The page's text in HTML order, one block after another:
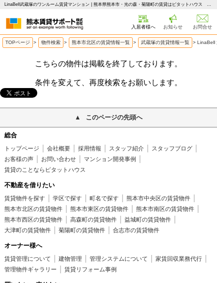
LinaBell武蔵塚のワンルーム賃貸マンション | 熊本県熊本市・光の森・菊陽町の賃貸はピタットハウス 熊本賃貸サポート
入居者様へ お知らせ お問合せ
TOPページ > 物件検索 > 熊本市北区の賃貸情報一覧 > 武蔵塚の賃貸情報一覧 > LinaBell
こちらの物件は掲載を終了しております。
条件を変えて、再度検索をお願いします。
このページの先頭へ
総合
トップページ 会社概要 採用情報 スタッフ紹介
スタッフブログ
お客様の声
お問い合わせ
マンション開発事例
賃貸のことならピタットハウス
不動産を借りたい
賃貸物件を探す 学区で探す 町名で探す
熊本市中央区の賃貸物件
熊本市北区の賃貸物件
熊本市東区の賃貸物件
熊本市南区の賃貸物件
熊本市西区の賃貸物件
高森町の賃貸物件
益城町の賃貸物件
大津町の賃貸物件
菊陽町の賃貸物件 合志市の賃貸物件
オーナー様へ
賃貸管理について 建物管理 管理システムについて
家賃回収業務代行
管理物件ギャラリー
賃貸リフォーム事例